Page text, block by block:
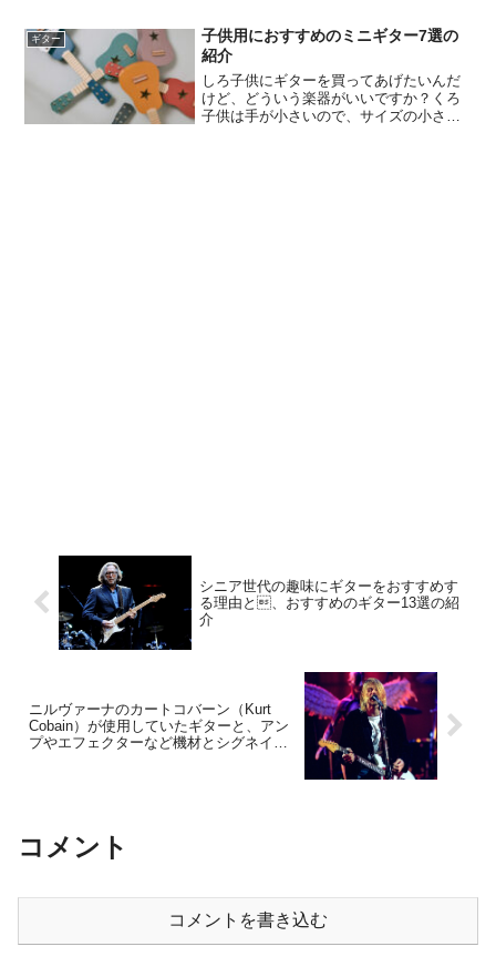
オーソドックスな形で、ボディに空洞を
持たないソリッドタイプです。 フロン
ト、ミドル、リアに3つのピックアップを
搭載しており、ピックアップを使い分け
ることで幅広いサウンドをつくることが
できるので、いろいろなジャン…
ギター
子供用におすすめのミニギター7選の
紹介
しろ子供にギターを買ってあげたいんだ
けど、どういう楽器がいいですか？くろ
子供は手が小さいので、サイズの小さい
シニア世代の趣味にギターをおすすめす
る理由と、おすすめのギター13選の紹
介
ニルヴァーナのカートコバーン（Kurt
Cobain）が使用していたギターと、アン
プやエフェクターなど機材とシグネイチ
コメント
コメントを書き込む